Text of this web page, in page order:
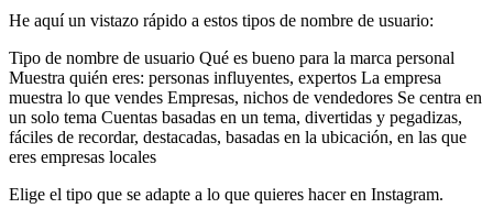
He aquí un vistazo rápido a estos tipos de nombre de usuario:
Tipo de nombre de usuario Qué es bueno para la marca personal
Muestra quién eres: personas influyentes, expertos La empresa
muestra lo que vendes Empresas, nichos de vendedores Se centra en
un solo tema Cuentas basadas en un tema, divertidas y pegadizas,
fáciles de recordar, destacadas, basadas en la ubicación, en las que
eres empresas locales
Elige el tipo que se adapte a lo que quieres hacer en Instagram.